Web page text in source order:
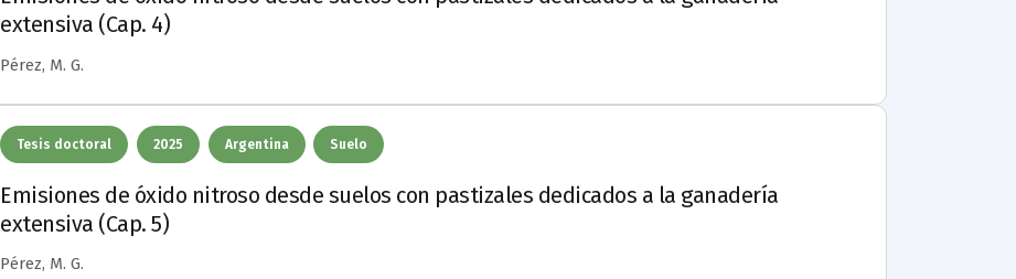
extensiva (Cap. 4)
Pérez, M. G.
Tesis doctoral 2025 Argentina Suelo
Emisiones de óxido nitroso desde suelos con pastizales dedicados a la ganadería
extensiva (Cap. 5)
Pérez, M. G.